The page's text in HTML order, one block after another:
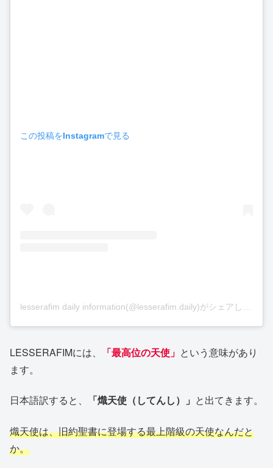
この投稿をInstagramで見る
LESSERAFIMには、 「最高位の天使」 という意味があり
ます。
日本語訳すると、 「熾天使（してんし）」 と出てきます。
熾天使は、旧約聖書に登場する最上階級の天使なんだと
か。